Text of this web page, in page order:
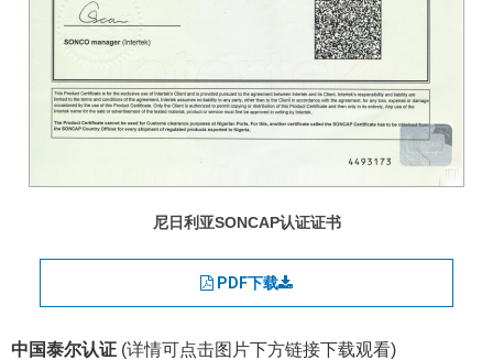
尼日利亚SONCAP认证证书
PDF下载
中国泰尔认证 (详情可点击图片下方链接下载观看)